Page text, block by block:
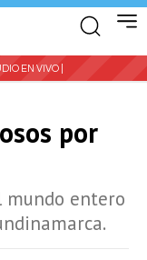
EN VIVO |
por
mundo entero